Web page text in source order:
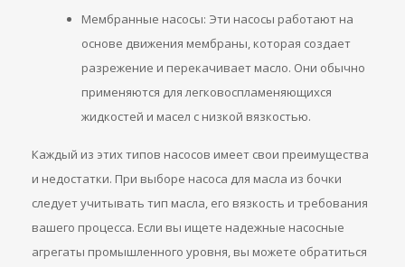
Мембранные насосы: Эти насосы работают на
основе движения мембраны, которая создает
разрежение и перекачивает масло. Они обычно
применяются для легковоспламеняющихся
жидкостей и масел с низкой вязкостью.
Каждый из этих типов насосов имеет свои преимущества
и недостатки. При выборе насоса для масла из бочки
следует учитывать тип масла, его вязкость и требования
вашего процесса. Если вы ищете надежные насосные
агрегаты промышленного уровня, вы можете обратиться